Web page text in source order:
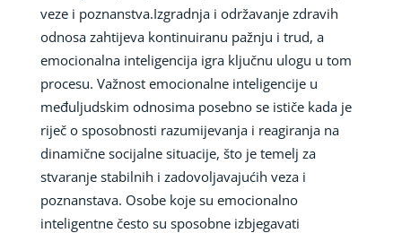
veze i poznanstva.Izgradnja i održavanje zdravih
odnosa zahtijeva kontinuiranu pažnju i trud, a
emocionalna inteligencija igra ključnu ulogu u tom
procesu. Važnost emocionalne inteligencije u
međuljudskim odnosima posebno se ističe kada je
riječ o sposobnosti razumijevanja i reagiranja na
dinamične socijalne situacije, što je temelj za
stvaranje stabilnih i zadovoljavajućih veza i
poznanstava. Osobe koje su emocionalno
inteligentne često su sposobne izbjegavati